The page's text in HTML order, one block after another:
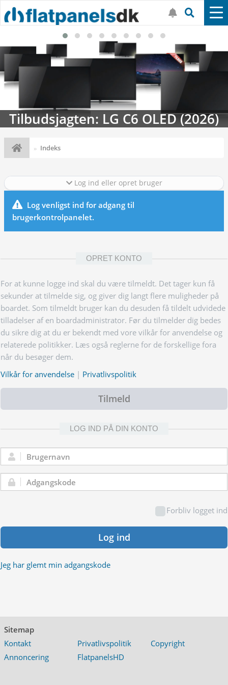
Tilbudsjagten: LG C6 OLED (2026)
Indeks
Log ind eller opret bruger
Log venligst ind for adgang til
brugerkontrolpanelet.
OPRET KONTO
For at kunne logge ind skal du være tilmeldt. Det tager kun få
sekunder at tilmelde sig, og giver dig langt flere muligheder på
boardet. Som tilmeldt bruger kan du desuden få tildelt udvidede
tilladelser af en boardadministrator. Før du tilmelder dig bedes
du sikre dig at du er bekendt med vore vilkår for anvendelse og
relaterede politikker. Læs også reglerne for de forskellige fora
når du besøger dem.
Vilkår for anvendelse | Privatlivspolitik
Tilmeld
LOG IND PÅ DIN KONTO
Brugernavn:
Adgangskode:
Forbliv logget ind
Log ind
Jeg har glemt min adgangskode
Sitemap
Kontakt
Privatlivspolitik
Copyright
Annoncering
FlatpanelsHD